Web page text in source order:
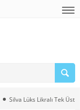
Silva Lüks Likralı Tek Üst